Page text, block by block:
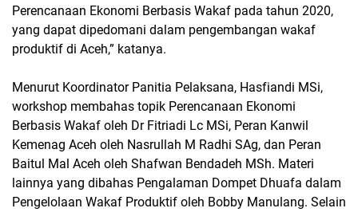
Perencanaan Ekonomi Berbasis Wakaf pada tahun 2020,
yang dapat dipedomani dalam pengembangan wakaf
produktif di Aceh,” katanya.
Menurut Koordinator Panitia Pelaksana, Hasfiandi MSi,
workshop membahas topik Perencanaan Ekonomi
Berbasis Wakaf oleh Dr Fitriadi Lc MSi, Peran Kanwil
Kemenag Aceh oleh Nasrullah M Radhi SAg, dan Peran
Baitul Mal Aceh oleh Shafwan Bendadeh MSh. Materi
lainnya yang dibahas Pengalaman Dompet Dhuafa dalam
Pengelolaan Wakaf Produktif oleh Bobby Manulang. Selain